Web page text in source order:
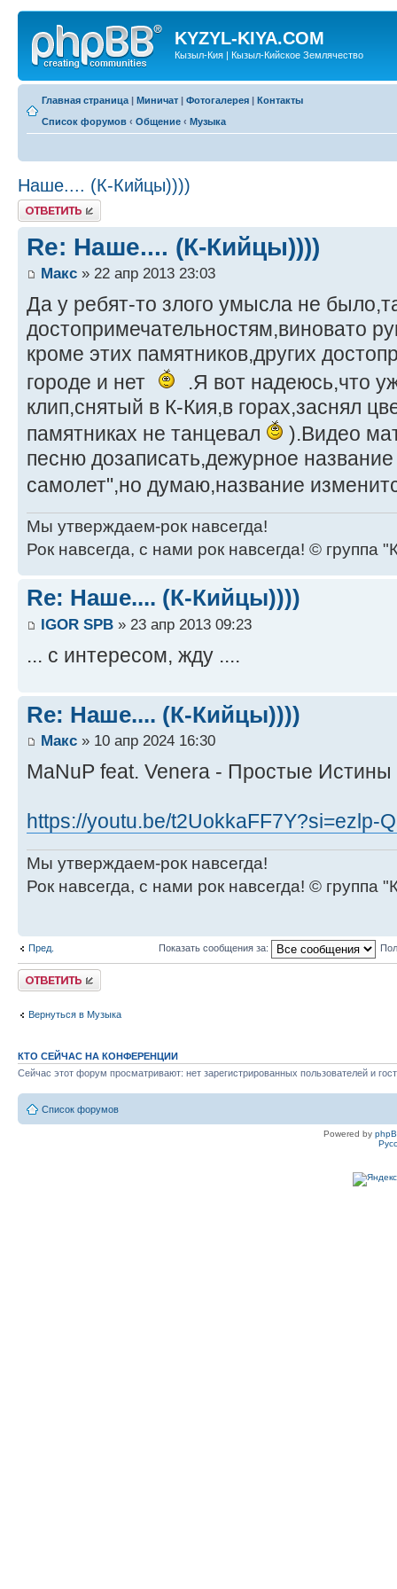
KYZYL-KIYA.COM
Кызыл-Кия | Кызыл-Кийское Землячество
Главная страница | Миничат | Фотогалерея | Контакты
Список форумов ‹ Общение ‹ Музыка
Наше.... (К-Кийцы))))
Ответить
Re: Наше.... (К-Кийцы))))
Макс » 22 апр 2013 23:03
Да у ребят-то злого умысла не
достопримечательностям,виновато
кроме этих памятников,других
городе и нет
.Я вот надеюсь,что
клип,снятый в К-Кия,в горах,заснял
памятниках не танцевал
).Видео
песню дозаписать,дежурное
самолет",но думаю,название
Мы утверждаем-рок навсегда!
Рок навсегда, с нами рок навсегда! © группа
Re: Наше.... (К-Кийцы))))
IGOR SPB » 23 апр 2013 09:23
... с интересом, жду ....
Re: Наше.... (К-Кийцы))))
Макс » 10 апр 2024 16:30
MaNuP feat. Venera - Простые Истины
https://youtu.be/t2UokkaFF7Y?si=ezlp-
Мы утверждаем-рок навсегда!
Рок навсегда, с нами рок навсегда! © группа
Пред. Показать сообщения за:
Ответить
Вернуться в Музыка
КТО СЕЙЧАС НА КОНФЕРЕНЦИИ
Сейчас этот форум просматривают: нет зарегистрированных пользователей и
Список форумов
Powered by